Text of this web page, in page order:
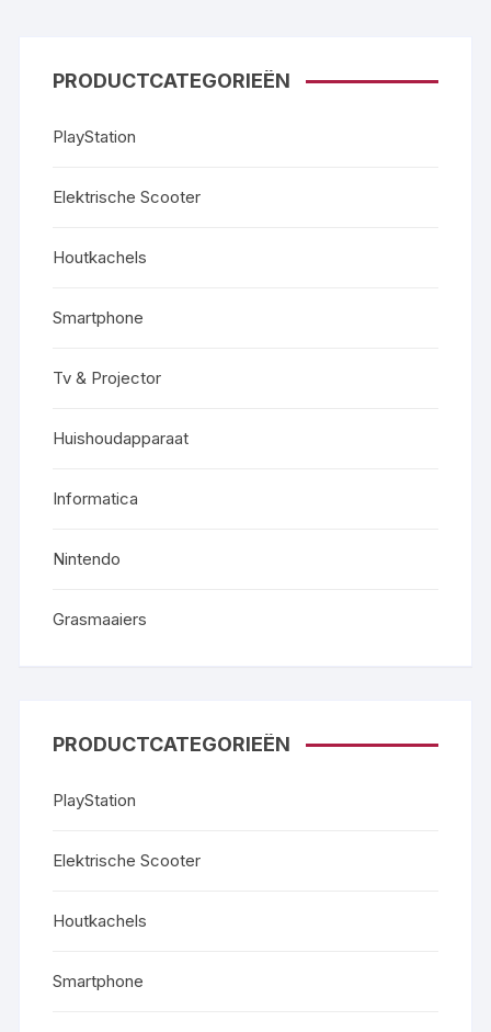
PRODUCTCATEGORIEËN
PlayStation
Elektrische Scooter
Houtkachels
Smartphone
Tv & Projector
Huishoudapparaat
Informatica
Nintendo
Grasmaaiers
PRODUCTCATEGORIEËN
PlayStation
Elektrische Scooter
Houtkachels
Smartphone